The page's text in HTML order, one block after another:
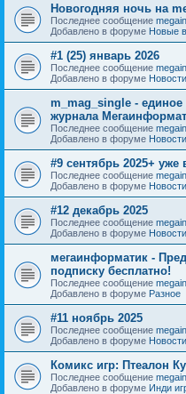
Новогодняя ночь на
Последнее сообщение
Добавлено в форуме Новые
#1 (25) январь 2026
Последнее сообщение
Добавлено в форуме
m_mag_single -
журнала
Последнее сообщение
Добавлено в форуме Новости
#9 сентябрь 2025+
Последнее сообщение
Добавлено в форуме
#12 декабрь 2025
Последнее сообщение
Добавлено в форуме
мегаинформатик -
подписку бесплатно!
Последнее сообщение
Добавлено в форуме Разное
#11 ноябрь 2025
Последнее сообщение
Добавлено в форуме
Комикс игр: Птеалон
Последнее сообщение
Добавлено в форуме Инди